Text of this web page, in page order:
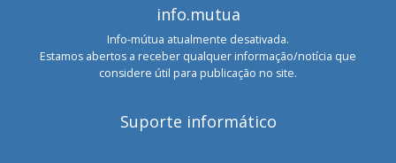
info.mutua
Info-mútua atualmente desativada.
Estamos abertos a receber qualquer informação/notícia que
considere útil para publicação no site.
Suporte informático